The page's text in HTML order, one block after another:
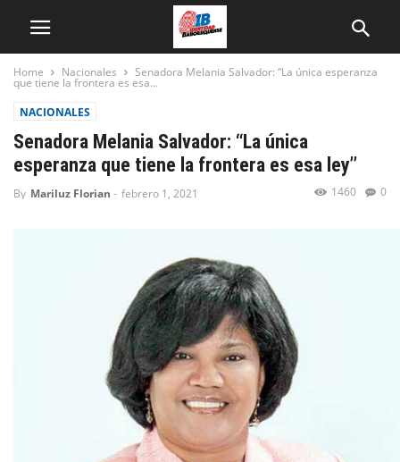
Home Nacionales Senadora Melania Salvador: “La única esperanza
que tiene la frontera es esa...
NACIONALES
Senadora Melania Salvador: “La única
esperanza que tiene la frontera es esa ley’’
By Mariluz Florian - febrero 1, 2021 0
1460